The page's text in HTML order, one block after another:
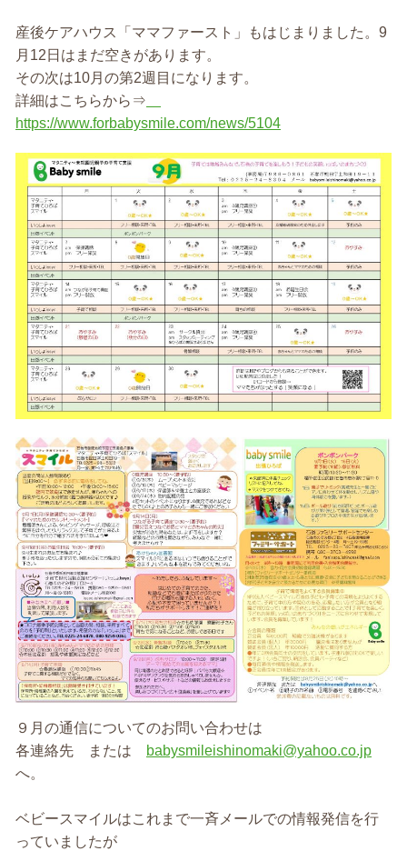
産後ケアハウス「ママファースト」もはじまりました。9
月12日はまだ空きがあります。
その次は10月の第2週目になります。
詳細はこちらから⇒
https://www.forbabysmile.com/news/5104
９月の通信についてのお問い合わせは
各連絡先 または
babysmileishinomaki@yahoo.co.jp
へ。
ベビースマイルはこれまで一斉メールでの情報発信を行
っていましたが